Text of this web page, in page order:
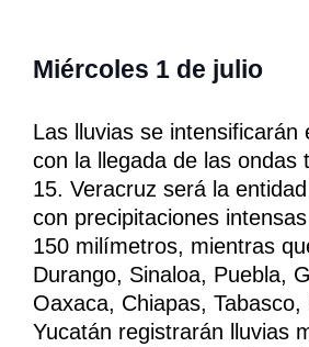
Miércoles 1 de julio
Las lluvias se intensificarán
con la llegada de las ondas
15. Veracruz será la
con precipitaciones
150 milímetros, mientras
Durango, Sinaloa, Puebla,
Oaxaca, Chiapas,
Yucatán registrarán lluvias